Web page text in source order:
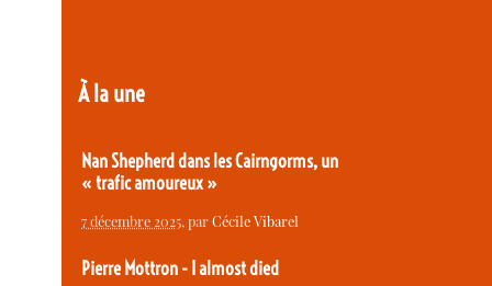
À la une
Nan Shepherd dans les Cairngorms, un
« trafic amoureux »
7 décembre 2025, parCécile Vibarel
Pierre Mottron - I almost died